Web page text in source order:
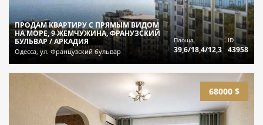
ПРОДАМ КВАРТИРУ С ПРЯМЫМ ВИДОМ
НА МОРЕ, 9 ЖЕМЧУЖИНА, ФРАНУЗСКИЙ
БУЛЬВАР / АРКАДИЯ
Одесса, ул. Французский бульвар
Площа
39,6/18,4/12,3
ID
43958
68000 $